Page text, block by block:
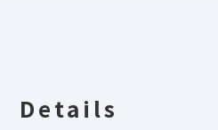
Details